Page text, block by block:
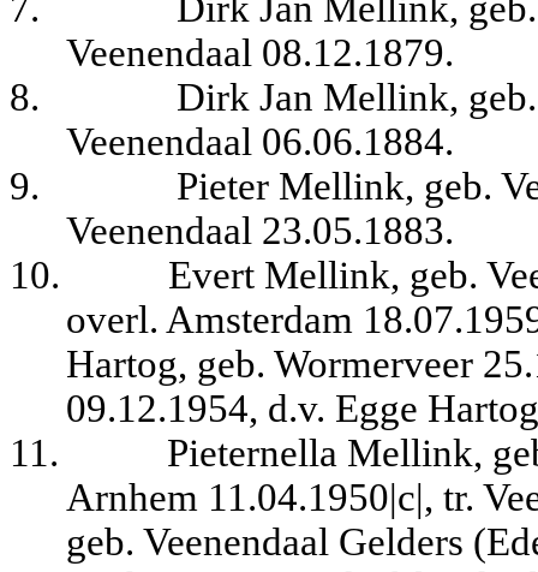
Veenendaal 08.12.1879.
8.
Dirk Jan Mellink,
Veenendaal 06.06.1884.
9.
Pieter Mellink, geb.
Veenendaal 23.05.1883.
10.
Evert Mellink, geb.
overl. Amsterdam
Hartog, geb. Wormerveer
09.12.1954, d.v. Egge
11.
Pieternella Mellink,
Arnhem 11.04.1950|c|, tr.
geb. Veenendaal Gelders